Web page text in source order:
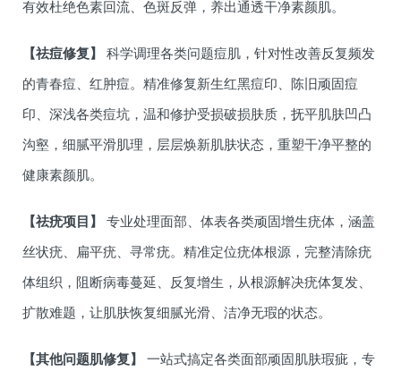
有效杜绝色素回流、色斑反弹，养出通透干净素颜肌。
【祛痘修复】
科学调理各类问题痘肌，针对性改善反复频发
的青春痘、红肿痘。精准修复新生红黑痘印、陈旧顽固痘
印、深浅各类痘坑，温和修护受损破损肤质，抚平肌肤凹凸
沟壑，细腻平滑肌理，层层焕新肌肤状态，重塑干净平整的
健康素颜肌。
【祛疣项目】
专业处理面部、体表各类顽固增生疣体，涵盖
丝状疣、扁平疣、寻常疣。精准定位疣体根源，完整清除疣
体组织，阻断病毒蔓延、反复增生，从根源解决疣体复发、
扩散难题，让肌肤恢复细腻光滑、洁净无瑕的状态。
【其他问题肌修复】
一站式搞定各类面部顽固肌肤瑕疵，专